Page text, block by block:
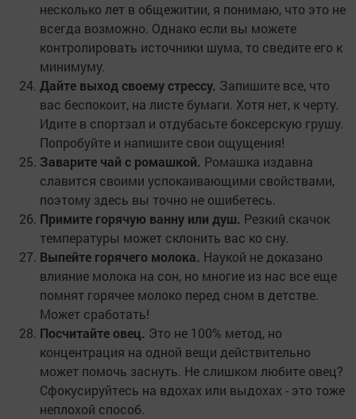
несколько лет в общежитии, я понимаю, что это не
всегда возможно. Однако если вы можете
контролировать источники шума, то сведите его к
минимуму.
Дайте выход своему стрессу. Запишите все, что
вас беспокоит, на листе бумаги. Хотя нет, к черту.
Идите в спортзал и отдубасьте боксерскую грушу.
Попробуйте и напишите свои ощущения!
Заварите чай с ромашкой. Ромашка издавна
славится своими успокаивающими свойствами,
поэтому здесь вы точно не ошибетесь.
Примите горячую ванну или душ. Резкий скачок
температуры может склонить вас ко сну.
Выпейте горячего молока. Наукой не доказано
влияние молока на сон, но многие из нас все еще
помнят горячее молоко перед сном в детстве.
Может сработать!
Посчитайте овец. Это не 100% метод, но
концентрация на одной вещи действительно
может помочь заснуть. Не слишком любите овец?
Сфокусируйтесь на вдохах или выдохах - это тоже
неплохой способ.